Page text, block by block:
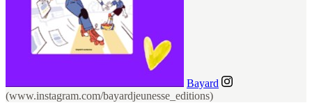
Bayard
(www.instagram.com/bayardjeunesse_editions)